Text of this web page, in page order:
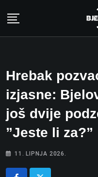
Hrebak
izjasne:
još dvije
”Jeste li za?”
11. LIPNJA 2026.